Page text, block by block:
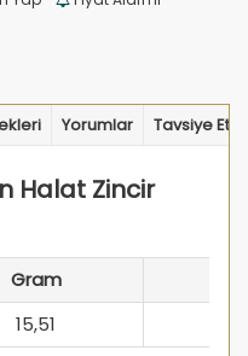
Yorumlar Tavsiye Et
Halat Zincir
Gram
15,51